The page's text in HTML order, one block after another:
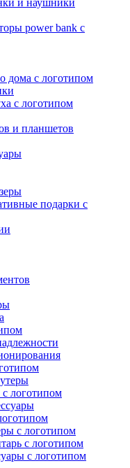
и наушники
power bank с
дома с логотипом
с логотипом
и планшетов
подарки с
логотипом
с логотипом
с логотипом
с логотипом